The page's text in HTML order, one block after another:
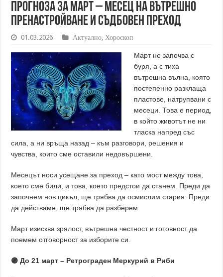
Прогноза за март – месец на вътрешно
пренастройване и съдбовен преход
01.03.2026 Актуално, Хороскоп
Март не започва с
буря, а с тиха
вътрешна вълна, която
постепенно разклаща
пластове, натрупвани с
месеци. Това е период,
в който животът не ни
тласка напред със
сила, а ни връща назад – към разговори, решения и
чувства, които сме оставили недовършени.
Месецът носи усещане за преход – като мост между това,
което сме били, и това, което предстои да станем. Преди да
започнем нов цикъл, ще трябва да осмислим стария. Преди
да действаме, ще трябва да разберем.
Март изисква зрялост, вътрешна честност и готовност да
поемем отговорност за изборите си.
🟣 До 21 март – Ретрограден Меркурий в Риби